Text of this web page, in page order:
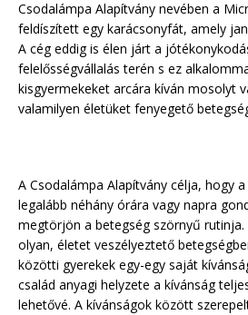
Csodalámpa Alapítvány nevében a
feldíszített egy karácsonyfát, amely
A cég eddig is élen járt a
felelősségvállalás terén s ez
kisgyermekeket arcára kíván mosolyt
valamilyen életüket fenyegető
A Csodalámpa Alapítvány célja, hogy
legalább néhány órára vagy napra
megtörjön a betegség szörnyű rutinja.
olyan, életet veszélyeztető
közötti gyerekek egy-egy saját
család anyagi helyzete a kívánság
lehetővé. A kívánságok között